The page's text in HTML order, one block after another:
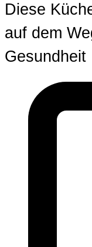
Diese
auf dem
Gesundheit